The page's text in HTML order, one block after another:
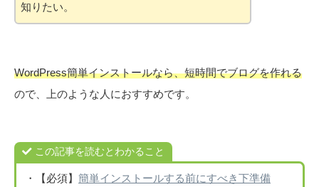
知りたい。
WordPress簡単インストールなら、短時間でブログを作れる
ので、上のような人におすすめです。
この記事を読むとわかること
・【必須】 簡単インストールする前にすべき下準備